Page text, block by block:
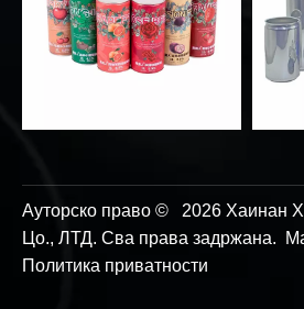
Ауторско право © 2026 Хаинан
Цо., ЛТД. Сва права задржана.
Политика приватности